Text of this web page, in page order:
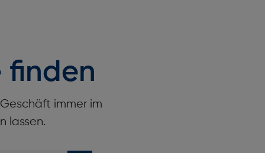
finden
immer im
lassen.